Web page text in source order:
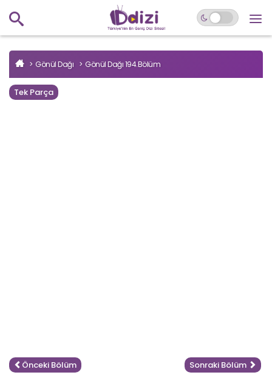
Gönül Dağı Gönül Dağı 194.Bölüm
Tek Parça
Önceki Bölüm Sonraki Bölüm